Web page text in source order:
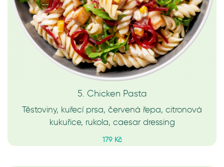
5. Chicken Pasta
Těstoviny, kuřecí prsa, červená řepa, citronová
kukuřice, rukola, caesar dressing
179 Kč